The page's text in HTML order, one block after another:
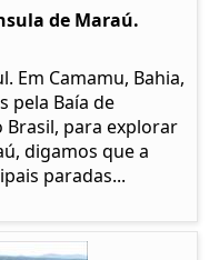
de Maraú.
Em Camamu, Bahia,
pela Baía de
Brasil, para explorar
digamos que a
paradas...